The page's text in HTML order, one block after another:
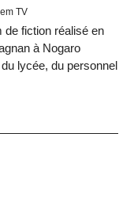
TV
de fiction réalisé en
à Nogaro
lycée, du personnel